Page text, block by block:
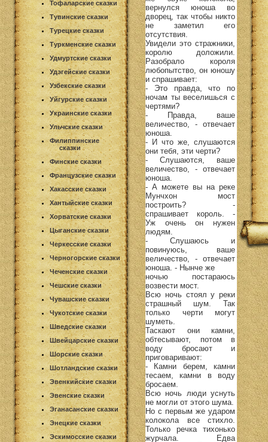
Тофаларские сказки
Тувинские сказки
Турецкие сказки
Туркменские сказки
Удмуртские сказки
Удэгейские сказки
Узбекские сказки
Уйгурские сказки
Украинские сказки
Ульчские сказки
Филиппинские
сказки
Финские сказки
Французские сказки
Хакасские сказки
Хантыйские сказки
Хорватские сказки
Цыганские сказки
Черкесские сказки
Черногорские сказки
Чеченские сказки
Чешские сказки
Чувашские сказки
Чукотские сказки
Шведские сказки
Швейцарские сказки
Шорские сказки
Шотландские сказки
Эвенкийские сказки
Эвенские сказки
Эганасанские сказки
Энецкие сказки
Эскимосские сказки
вернулся юноша во
дворец, так чтобы никто
не заметил его
отсутствия.
Увидели это стражники,
королю доложили.
Разобрало короля
любопытство, он юношу
и спрашивает:
- Это правда, что по
ночам ты веселишься с
чертями?
- Правда, ваше
величество, - отвечает
юноша.
- И что же, слушаются
они тебя, эти черти?
- Слушаются, ваше
величество, - отвечает
юноша.
- А можете вы на реке
Мунчхон мост
построить? -
спрашивает король. -
Уж очень он нужен
людям.
- Слушаюсь и
повинуюсь, ваше
величество, - отвечает
юноша. - Нынче же
ночью постараюсь
возвести мост.
Всю ночь стоял у реки
страшный шум. Так
только черти могут
шуметь.
Таскают они камни,
обтесывают, потом в
воду бросают и
приговаривают:
- Камни берем, камни
тесаем, камни в воду
бросаем.
Всю ночь люди уснуть
не могли от этого шума.
Но с первым же ударом
колокола все стихло.
Только речка тихонько
журчала. Едва